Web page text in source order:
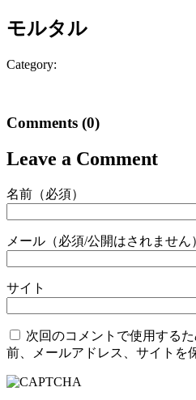
モルタル
Category:
Comments (0)
Leave a Comment
名前（必須）
メール（必須/公開はされません
サイト
次回のコメントで使用する
前、メールアドレス、サイトを